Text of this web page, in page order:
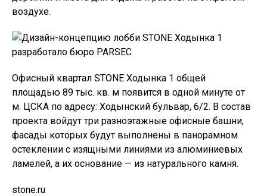
воздухе.
Офисный квартал STONE Ходынка 1 общей
площадью 89 тыс. кв. м появится в одной минуте от
м. ЦСКА по адресу: Ходынский бульвар, 6/2. В состав
проекта войдут три разноэтажные офисные башни,
фасады которых будут выполнены в панорамном
остеклении с изящными линиями из алюминиевых
ламелей, а их основание — из натурального камня.
stone.ru